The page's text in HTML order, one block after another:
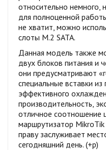
относительно немного,
для полноценной
не хватит, можно
слоты M.2 SATA.
Данная модель также
двух блоков питания и
они предусматривают
специальные вставки
эффективного
производительность,
отличное соотношение
маршрутизатор
праву заслуживает
сегодняшний день. (+р)